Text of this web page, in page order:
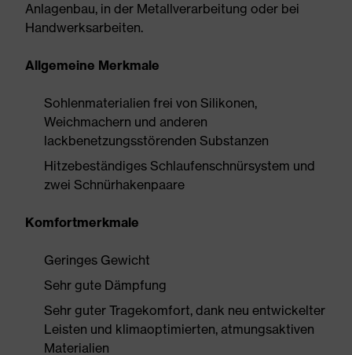
Anlagenbau, in der Metallverarbeitung oder bei
Handwerksarbeiten.
Allgemeine Merkmale
Sohlenmaterialien frei von Silikonen,
Weichmachern und anderen
lackbenetzungsstörenden Substanzen
Hitzebeständiges Schlaufenschnürsystem und
zwei Schnürhakenpaare
Komfortmerkmale
Geringes Gewicht
Sehr gute Dämpfung
Sehr guter Tragekomfort, dank neu entwickelter
Leisten und klimaoptimierten, atmungsaktiven
Materialien